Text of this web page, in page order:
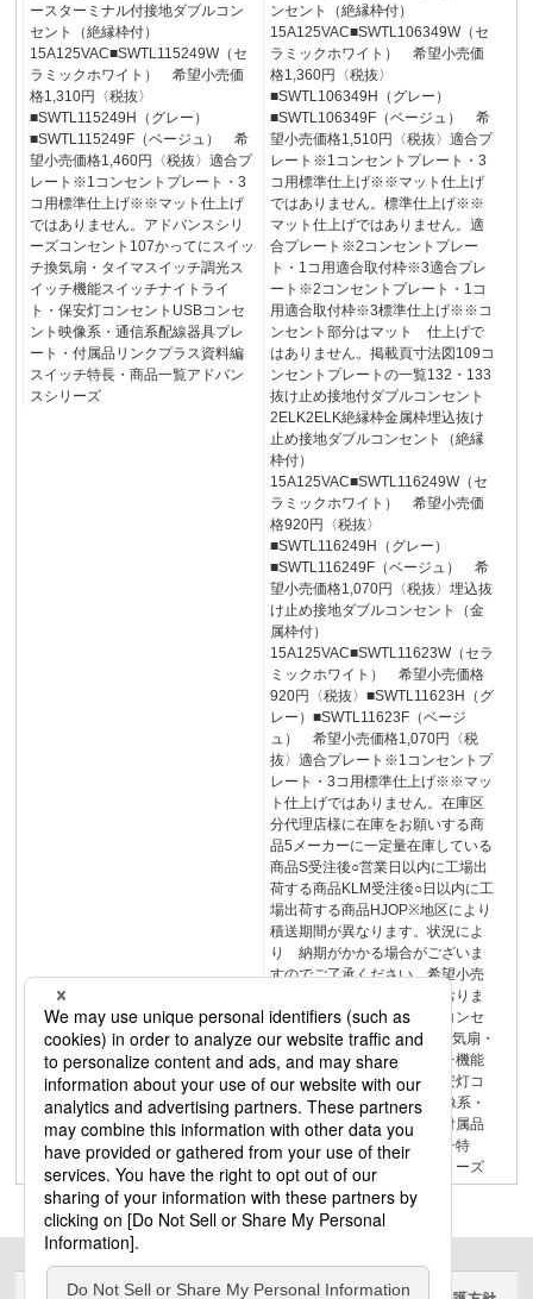
ースターミナル付接地ダブルコン
セント（絶縁枠付）
15A125VAC■SWTL115249W（セ
ラミックホワイト） 希望小売価
格1,310円〈税抜〉
■SWTL115249H（グレー）
■SWTL115249F（ベージュ） 希
望小売価格1,460円〈税抜〉適合プ
レート※1コンセントプレート・3
コ用標準仕上げ※※マット仕上げ
ではありません。アドバンスシリ
ーズコンセント107かってにスイッ
チ換気扇・タイマスイッチ調光ス
イッチ機能スイッチナイトライ
ト・保安灯コンセントUSBコンセ
ント映像系・通信系配線器具プレ
ート・付属品リンクプラス資料編
スイッチ特長・商品一覧アドバン
スシリーズ
ンセント（絶縁枠付）
15A125VAC■SWTL106349W（セ
ラミックホワイト） 希望小売価
格1,360円〈税抜〉
■SWTL106349H（グレー）
■SWTL106349F（ベージュ） 希
望小売価格1,510円〈税抜〉適合プ
レート※1コンセントプレート・3
コ用標準仕上げ※※マット仕上げ
ではありません。標準仕上げ※※
マット仕上げではありません。適
合プレート※2コンセントプレー
ト・1コ用適合取付枠※3適合プレ
ート※2コンセントプレート・1コ
用適合取付枠※3標準仕上げ※※コ
ンセント部分はマット 仕上げで
はありません。掲載頁寸法図109コ
ンセントプレートの一覧132・133
抜け止め接地付ダブルコンセント
2ELK2ELK絶縁枠金属枠埋込抜け
止め接地ダブルコンセント（絶縁
枠付）
15A125VAC■SWTL116249W（セ
ラミックホワイト） 希望小売価
格920円〈税抜〉
■SWTL116249H（グレー）
■SWTL116249F（ベージュ） 希
望小売価格1,070円〈税抜〉埋込抜
け止め接地ダブルコンセント（金
属枠付）
15A125VAC■SWTL11623W（セラ
ミックホワイト） 希望小売価格
920円〈税抜〉■SWTL11623H（グ
レー）■SWTL11623F（ベージ
ュ） 希望小売価格1,070円〈税
抜〉適合プレート※1コンセントプ
レート・3コ用標準仕上げ※※マッ
ト仕上げではありません。在庫区
分代理店様に在庫をお願いする商
品5メーカーに一定量在庫している
商品S受注後○営業日以内に工場出
荷する商品KLM受注後○日以内に工
場出荷する商品HJOP※地区により
積送期間が異なります。状況によ
り 納期がかかる場合がございま
すのでご了承ください。希望小売
価格には消費税は含まれておりま
せん。アドバンスシリーズコンセ
ント108かってにスイッチ換気扇・
タイマスイッチ調光スイッチ機能
スイッチナイトライト・保安灯コ
ンセントUSBコンセント映像系・
通信系配線器具プレート・付属品
リンクプラス資料編スイッチ特
長・商品一覧アドバンスシリーズ